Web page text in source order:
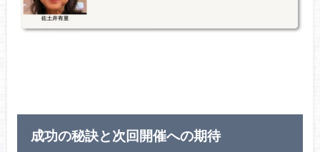
成功の秘訣と次回開催への期待